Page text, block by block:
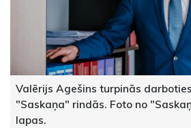
Valērijs Agešins turpinās
"Saskaņa" rindās. Foto no
lapas.